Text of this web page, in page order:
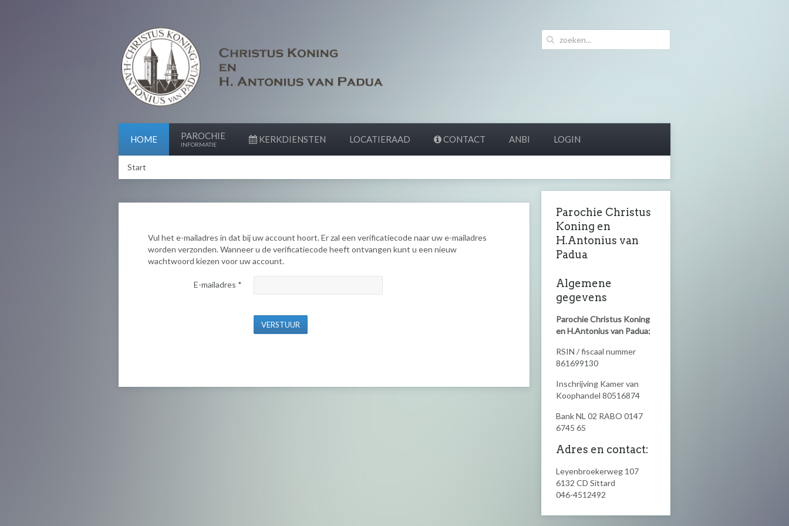
HOME PAROCHIE
INFORMATIE KERKDIENSTEN LOCATIERAAD CONTACT ANBI LOGIN
Start
Vul het e-mailadres in dat bij uw account hoort. Er zal een verificatiecode naar uw e-mailadres
worden verzonden. Wanneer u de verificatiecode heeft ontvangen kunt u een nieuw
wachtwoord kiezen voor uw account.
E-mailadres *
VERSTUUR
Parochie Christus
Koning en
H.Antonius van
Padua
Algemene
gegevens
Parochie Christus Koning
en H.Antonius van Padua:
RSIN / fiscaal nummer
861699130
Inschrijving Kamer van
Koophandel 80516874
Bank NL 02 RABO 0147
6745 65
Adres en contact:
Leyenbroekerweg 107
6132 CD Sittard
046-4512492